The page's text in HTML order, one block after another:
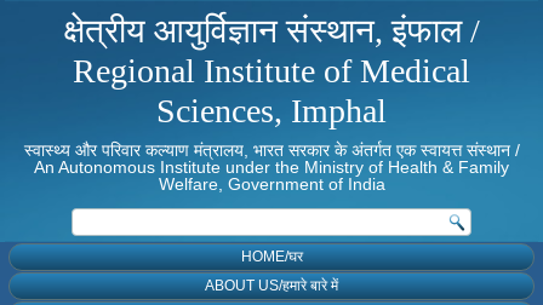
क्षेत्रीय आयुर्विज्ञान संस्थान, इंफाल /
Regional Institute of Medical
Sciences, Imphal
स्वास्थ्य और परिवार कल्याण मंत्रालय, भारत सरकार के अंतर्गत एक स्वायत्त संस्थान /
An Autonomous Institute under the Ministry of Health & Family
Welfare, Government of India
HOME/घर
ABOUT US/हमारे बारे में